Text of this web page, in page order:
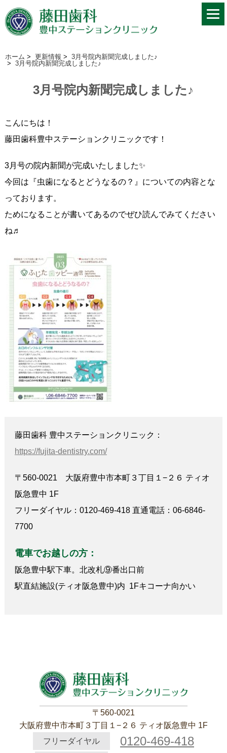
ホーム > 更新情報 > 3月号院内新聞完成しました♪
> 3月号院内新聞完成しました♪
3月号院内新聞完成しました♪
こんにちは！
藤田歯科豊中ステーションクリニックです！
3月号の院内新聞が完成いたしました✨
今回は『虫歯になるとどうなるの？』についての内容とな
っております。
ためになることが書いてあるのでぜひ読んでみてください
ね♬
藤田歯科 豊中ステーションクリニック：
https://fujita-dentistry.com/
〒560-0021 大阪府豊中市本町３丁目１−２６ ティオ
阪急豊中 1F
フリーダイヤル：0120-469-418 直通電話：06-6846-
7700
電車でお越しの方：
阪急豊中駅下車。北改札⑨番出口前
駅直結施設(ティオ阪急豊中)内 1Fキコーナ向かい
〒560-0021
大阪府豊中市本町３丁目１−２６ ティオ阪急豊中 1F
フリーダイヤル
0120-469-418